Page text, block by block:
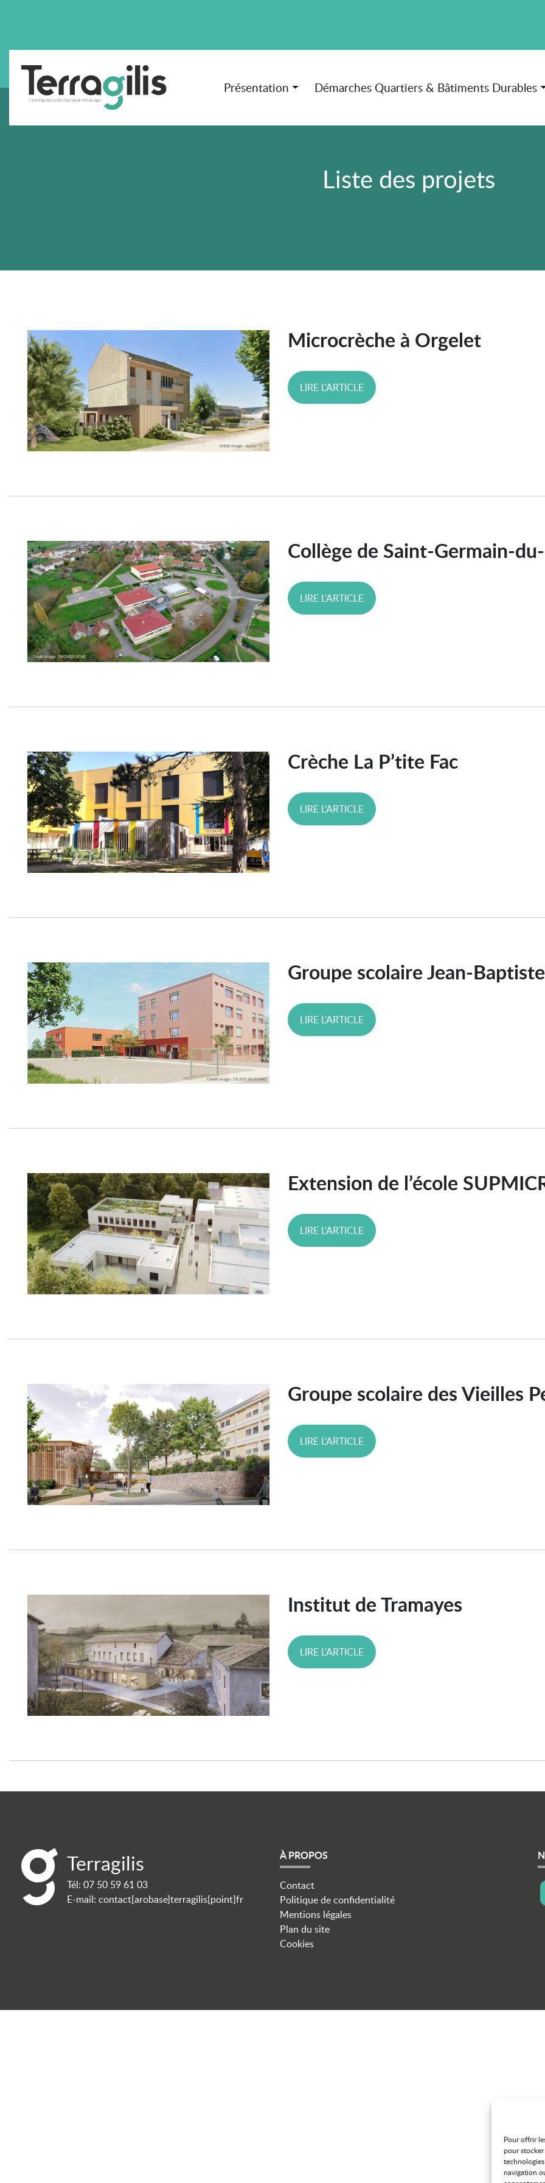
Pour offrir
pour
navigation
Présentation Démarches Quartiers & Bâtiments Durables
Liste des projets
Microcrèche à Orgelet
LIRE L'ARTICLE
Collège de Saint-Germain-
LIRE L'ARTICLE
Crèche La P’tite Fac
LIRE L'ARTICLE
Groupe scolaire Jean-
LIRE L'ARTICLE
Extension de l’école
LIRE L'ARTICLE
Groupe scolaire des Vieilles
LIRE L'ARTICLE
Institut de Tramayes
LIRE L'ARTICLE
Terragilis
Tél: 07 50 59 61 03
E-mail: contact[arobase]terragilis[point]fr
À PROPOS
Contact
Politique de confidentialité
Mentions légales
Plan du site
Cookies